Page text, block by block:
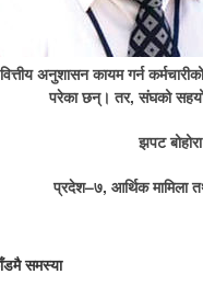
अनुशासन कायम गर्न
परेका छन्। तर, संघको
झपट बोहोरा
प्रदेश–७, आर्थिक मामिला
समस्या